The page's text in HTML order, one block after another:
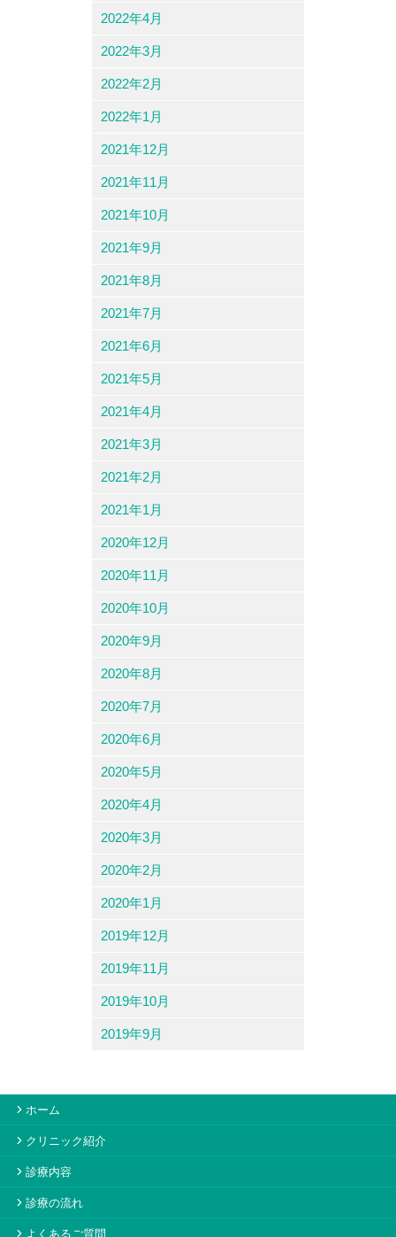
2022年4月
2022年3月
2022年2月
2022年1月
2021年12月
2021年11月
2021年10月
2021年9月
2021年8月
2021年7月
2021年6月
2021年5月
2021年4月
2021年3月
2021年2月
2021年1月
2020年12月
2020年11月
2020年10月
2020年9月
2020年8月
2020年7月
2020年6月
2020年5月
2020年4月
2020年3月
2020年2月
2020年1月
2019年12月
2019年11月
2019年10月
2019年9月
ホーム
クリニック紹介
診療内容
診療の流れ
よくあるご質問